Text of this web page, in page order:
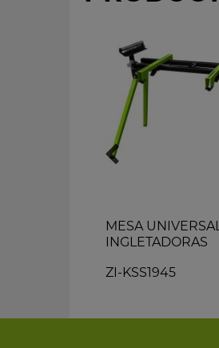
MESA
INGLETADORAS
ZI-KSS1945